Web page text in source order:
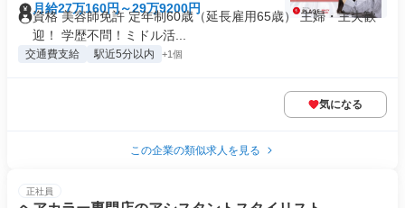
月給27万160円～29万9200円
資格 美容師免許 定年制60歳（延長雇用65歳） 主婦・主夫歓
迎！ 学歴不問！ミドル活...
交通費支給 駅近5分以内 +1個
気になる
この企業の類似求人を見る
正社員